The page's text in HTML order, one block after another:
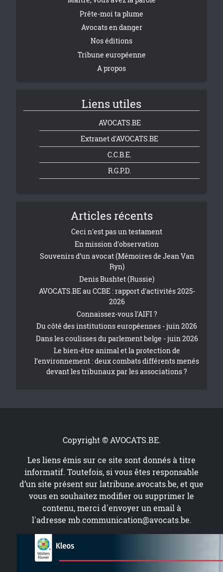
Prête-moi ta plume
Avocats en danger
Nos éditions
Tribune européenne
A propos
Liens utiles
AVOCATS.BE
Extranet d'AVOCATS.BE
C.C.B.E.
R.G.P.D.
Articles récents
Ceci n'est pas un testament
En mission d'observation
Souvenirs d’un avocat (Mémoires de Jean Van
Ryn)
Denis Bushtet (Russie)
AVOCATS.BE au CCBE : rapport d'activités 2025-
2026
Connaissez-vous l'AIFI ?
Du côté des institutions européennes - juin 2026
Dans les coulisses du parlement belge - juin 2026
Le bien-être animal et la protection de
l’environnement : deux combats différents menés
devant les tribunaux par les associations ?
Copyright © AVOCATS.BE.
Les liens émis sur ce site sont donnés à titre
informatif. Toutefois, si vous êtes responsable
d’un site présent surlatribune.avocats.be, et que
vous en souhaitez modifier ou supprimer le
contenu, merci d'envoyer un email à
l'adresse mb.communication@avocats.be.